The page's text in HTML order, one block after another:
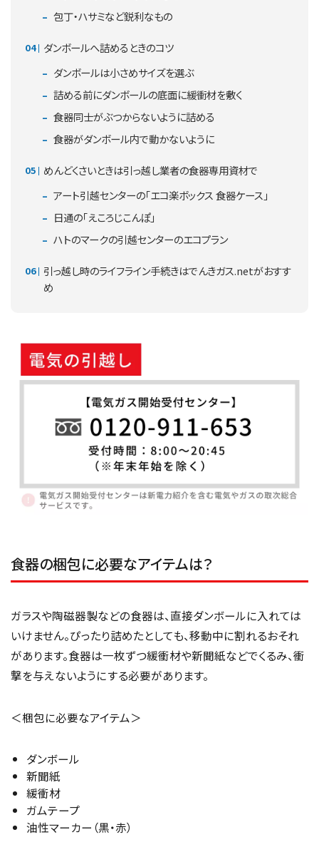
包丁・ハサミなど鋭利なもの
ダンボールへ詰めるときのコツ
ダンボールは小さめサイズを選ぶ
詰める前にダンボールの底面に緩衝材を敷く
食器同士がぶつからないように詰める
食器がダンボール内で動かないように
めんどくさいときは引っ越し業者の食器専用資材で
アート引越センターの「エコ楽ボックス 食器ケース」
日通の「えころじこんぽ」
ハトのマークの引越センターのエコプラン
引っ越し時のライフライン手続きはでんきガス.netがおすす
め
食器の梱包に必要なアイテムは？
ガラスや陶磁器製などの食器は、直接ダンボールに入れては
いけません。ぴったり詰めたとしても、移動中に割れるおそれ
があります。食器は一枚ずつ緩衝材や新聞紙などでくるみ、衝
撃を与えないようにする必要があります。
＜梱包に必要なアイテム＞
ダンボール
新聞紙
緩衝材
ガムテープ
油性マーカー（黒・赤）